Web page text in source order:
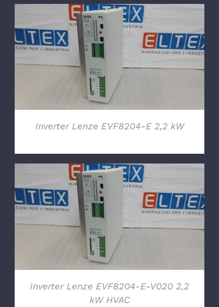
DETTAGLI
Inverter Lenze EVF8204-E 2,2 kW
DETTAGLI
Inverter Lenze EVF8204-E-V020 2,2
kW HVAC